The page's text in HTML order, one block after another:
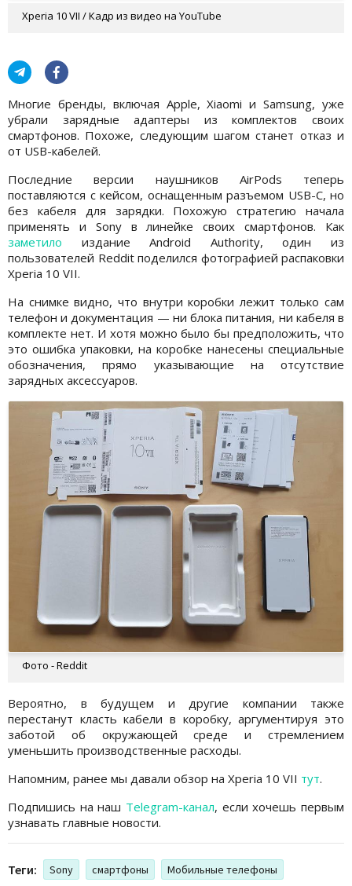
Xperia 10 VII / Кадр из видео на YouTube
Многие бренды, включая Apple, Xiaomi и Samsung, уже
убрали зарядные адаптеры из комплектов своих
смартфонов. Похоже, следующим шагом станет отказ и
от USB-кабелей.
Последние версии наушников AirPods теперь
поставляются с кейсом, оснащенным разъемом USB-C, но
без кабеля для зарядки. Похожую стратегию начала
применять и Sony в линейке своих смартфонов. Как
заметило издание Android Authority, один из
пользователей Reddit поделился фотографией распаковки
Xperia 10 VII.
На снимке видно, что внутри коробки лежит только сам
телефон и документация — ни блока питания, ни кабеля в
комплекте нет. И хотя можно было бы предположить, что
это ошибка упаковки, на коробке нанесены специальные
обозначения, прямо указывающие на отсутствие
зарядных аксессуаров.
Фото - Reddit
Вероятно, в будущем и другие компании также
перестанут класть кабели в коробку, аргументируя это
заботой об окружающей среде и стремлением
уменьшить производственные расходы.
Напомним, ранее мы давали обзор на Xperia 10 VII тут.
Подпишись на наш Telegram-канал, если хочешь первым
узнавать главные новости.
Теги: Sony смартфоны Мобильные телефоны